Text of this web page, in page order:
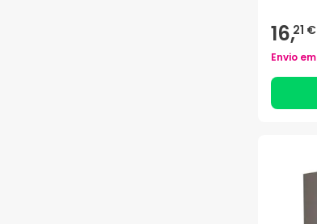
16,21 €
Envio em